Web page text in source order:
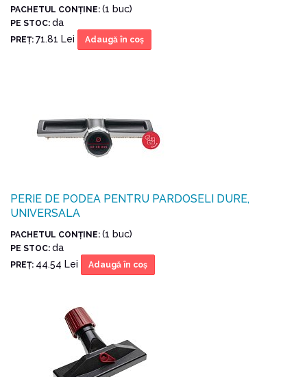
PACHETUL CONŢINE: (1 buc)
PE STOC: da
PREŢ: 71.81 Lei Adaugă în coş
PERIE DE PODEA PENTRU PARDOSELI DURE,
UNIVERSALA
PACHETUL CONŢINE: (1 buc)
PE STOC: da
PREŢ: 44.54 Lei Adaugă în coş